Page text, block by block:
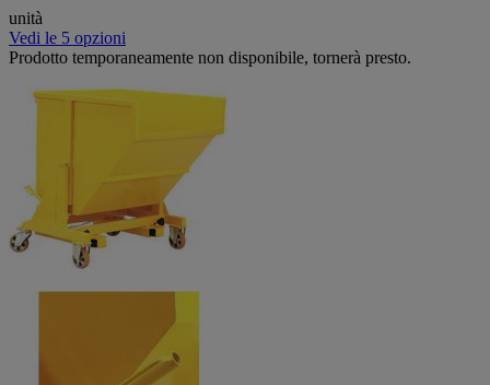
unità
Vedi le 5 opzioni
Prodotto temporaneamente non disponibile, tornerà presto.